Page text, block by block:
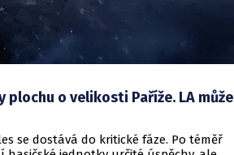
plochu o velikosti Paříže. LA může
se dostává do kritické fáze. Po téměř